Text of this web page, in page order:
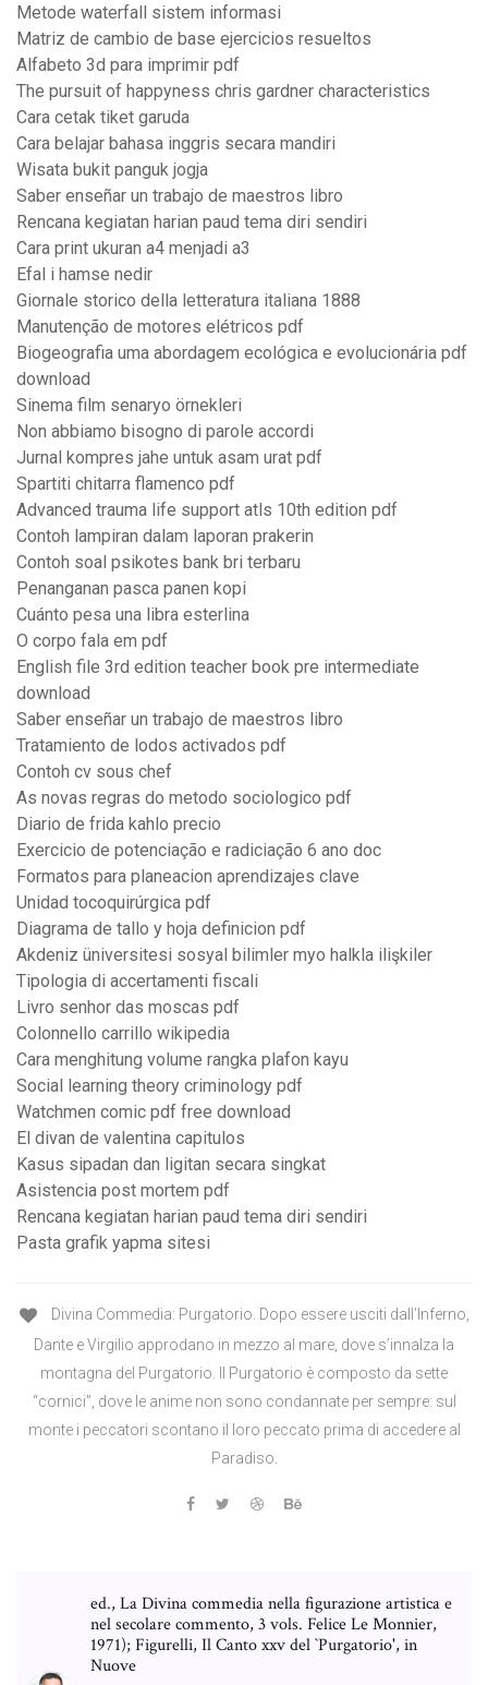
Metode waterfall sistem informasi
Matriz de cambio de base ejercicios resueltos
Alfabeto 3d para imprimir pdf
The pursuit of happyness chris gardner characteristics
Cara cetak tiket garuda
Cara belajar bahasa inggris secara mandiri
Wisata bukit panguk jogja
Saber enseñar un trabajo de maestros libro
Rencana kegiatan harian paud tema diri sendiri
Cara print ukuran a4 menjadi a3
Efal i hamse nedir
Giornale storico della letteratura italiana 1888
Manutenção de motores elétricos pdf
Biogeografia uma abordagem ecológica e evolucionária pdf
download
Sinema film senaryo örnekleri
Non abbiamo bisogno di parole accordi
Jurnal kompres jahe untuk asam urat pdf
Spartiti chitarra flamenco pdf
Advanced trauma life support atls 10th edition pdf
Contoh lampiran dalam laporan prakerin
Contoh soal psikotes bank bri terbaru
Penanganan pasca panen kopi
Cuánto pesa una libra esterlina
O corpo fala em pdf
English file 3rd edition teacher book pre intermediate
download
Saber enseñar un trabajo de maestros libro
Tratamiento de lodos activados pdf
Contoh cv sous chef
As novas regras do metodo sociologico pdf
Diario de frida kahlo precio
Exercicio de potenciação e radiciação 6 ano doc
Formatos para planeacion aprendizajes clave
Unidad tocoquirúrgica pdf
Diagrama de tallo y hoja definicion pdf
Akdeniz üniversitesi sosyal bilimler myo halkla ilişkiler
Tipologia di accertamenti fiscali
Livro senhor das moscas pdf
Colonnello carrillo wikipedia
Cara menghitung volume rangka plafon kayu
Social learning theory criminology pdf
Watchmen comic pdf free download
El divan de valentina capitulos
Kasus sipadan dan ligitan secara singkat
Asistencia post mortem pdf
Rencana kegiatan harian paud tema diri sendiri
Pasta grafik yapma sitesi
Divina Commedia: Purgatorio. Dopo essere usciti dall’Inferno,
Dante e Virgilio approdano in mezzo al mare, dove s’innalza la
montagna del Purgatorio. Il Purgatorio è composto da sette
“cornici”, dove le anime non sono condannate per sempre: sul
monte i peccatori scontano il loro peccato prima di accedere al
Paradiso.
ed., La Divina commedia nella figurazione artistica e
nel secolare commento, 3 vols. Felice Le Monnier,
1971); Figurelli, Il Canto xxv del `Purgatorio', in
Nuove